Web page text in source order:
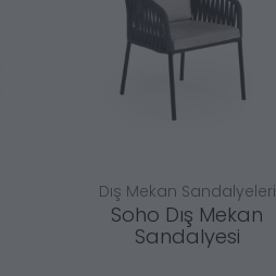
Dış Mekan Sandalyeleri
Soho Dış Mekan
Sandalyesi